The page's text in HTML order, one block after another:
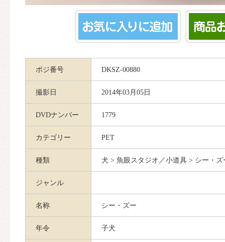
ポジ番号 DKSZ-00880
撮影日 2014年03月05日
DVDナンバー 1779
カテゴリー PET
種類 犬 > 魚眼スタジオ／小道具 > シー・ズ
ジャンル
名称 シー・ズー
年令 子犬